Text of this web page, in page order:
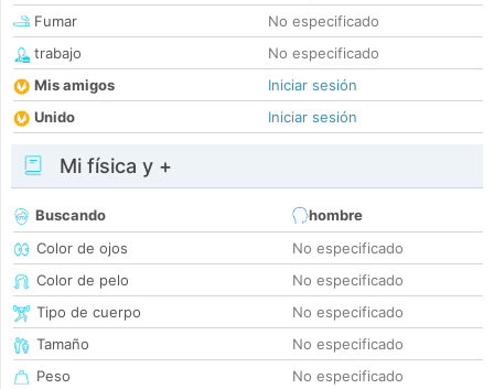
Fumar
No especificado
trabajo
No especificado
Mis amigos
Iniciar sesión
Unido
Iniciar sesión
Mi física y +
Buscando
hombre
Color de ojos
No especificado
Color de pelo
No especificado
Tipo de cuerpo
No especificado
Tamaño
No especificado
Peso
No especificado